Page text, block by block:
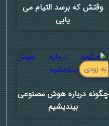
وقتش که برسد التیام می
یابی
چگونه درباره هوش مصنوعی
بیندیشیم
به زودی